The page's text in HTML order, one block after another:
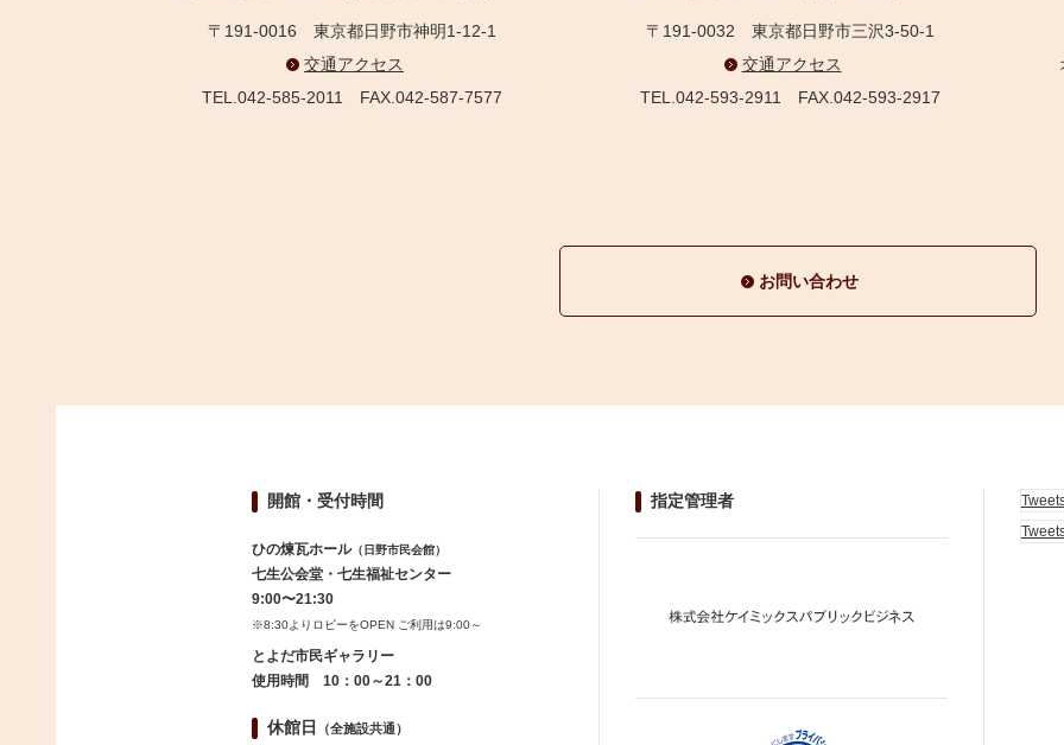
〒191-0016 東京都日野市神明1-12-1
交通アクセス
TEL.042-585-2011 FAX.042-587-7577
〒191-0032 東京都日野市三沢3-50-1
交通アクセス
TEL.042-593-2911 FAX.042-593-2917
お問い合わせ
開館・受付時間
ひの煉瓦ホール（日野市民会館）
七生公会堂・七生福祉センター
9:00〜21:30
※8:30よりロビーをOPEN ご利用は9:00～
とよだ市民ギャラリー
使用時間 10：00～21：00
休館日 （全施設共通）
指定管理者